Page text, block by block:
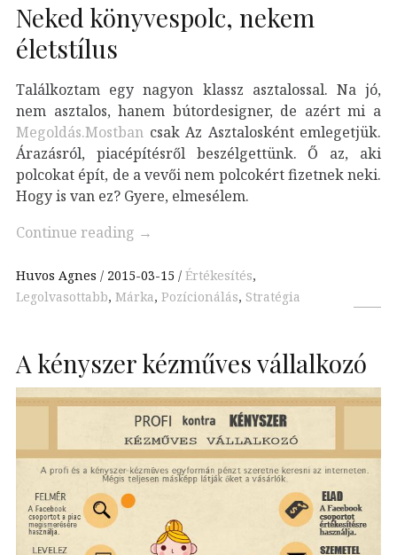
Neked könyvespolc, nekem
életstílus
Találkoztam egy nagyon klassz asztalossal. Na jó,
nem asztalos, hanem bútordesigner, de azért mi a
Megoldás.Mostban csak Az Asztalosként emlegetjük.
Árazásról, piacépítésről beszélgettünk. Ő az, aki
polcokat épít, de a vevői nem polcokért fizetnek neki.
Hogy is van ez? Gyere, elmesélem.
Continue reading →
Huvos Agnes 2015-03-15 Értékesítés,
Legolvasottabb, Márka, Pozícionálás, Stratégia
A kényszer kézműves vállalkozó